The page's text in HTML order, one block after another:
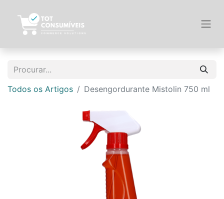
Todos os Artigos Desengordurante Mistolin 750 ml